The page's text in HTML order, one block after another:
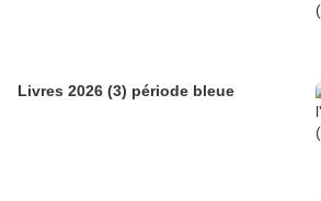
Livres 2026 (3) période bleue